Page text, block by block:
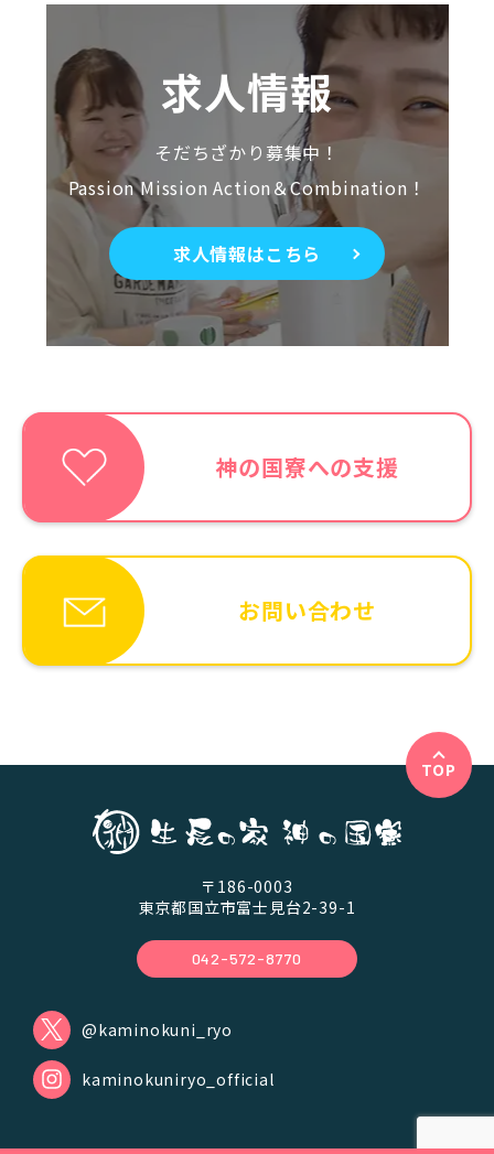
求人情報
そだちざかり募集中！
Passion Mission Action＆Combination！
求人情報はこちら
神の国寮への支援
お問い合わせ
TOP
〒186-0003
東京都国立市富士見台2-39-1
042-572-8770
@kaminokuni_ryo
kaminokuniryo_official